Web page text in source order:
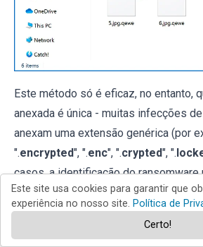
Este método só é eficaz, no entanto,
anexada é única - muitas infecções
anexam uma extensão genérica (por
".encrypted", ".enc", ".crypted", ".
casos, a identificação do
anexada torna-se impossível.
Uma das formas mais fáceis e
infecção de ransomware é usar osite
Este site usa cookies para garantir que
experiência no nosso site. Política de
Certo!